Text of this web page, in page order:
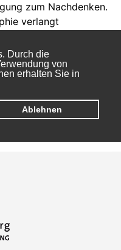
Durch die
von
erhalten Sie in
Ablehnen
zum Nachdenken.
verlangt
Hinsicht.